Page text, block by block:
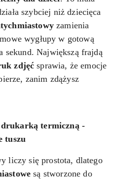
szybciej niż dziecięca
zamienia
wygłupy w gotową
sekund. Największą frajdą
zdjęć sprawia, że emocje
zanim zdążysz
termiczną -
tuszu
liczy się prostota, dlatego
są stworzone do